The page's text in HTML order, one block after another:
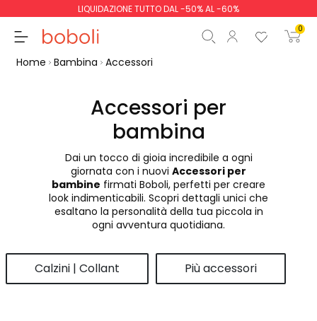
LIQUIDAZIONE TUTTO DAL -50% AL -60%
0
Continua Inizio ordine
Home Bambina Accessori
Accessori per
bambina
Dai un tocco di gioia incredibile a ogni
giornata con i nuovi Accessori per
bambine firmati Boboli, perfetti per creare
look indimenticabili. Scopri dettagli unici che
esaltano la personalità della tua piccola in
ogni avventura quotidiana.
Calzini | Collant Più accessori